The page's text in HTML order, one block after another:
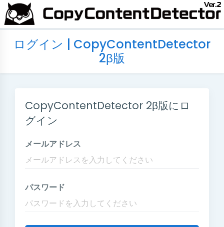
ログイン | CopyContentDetector
2β版
CopyContentDetector 2β版にロ
グイン
メールアドレス
パスワード